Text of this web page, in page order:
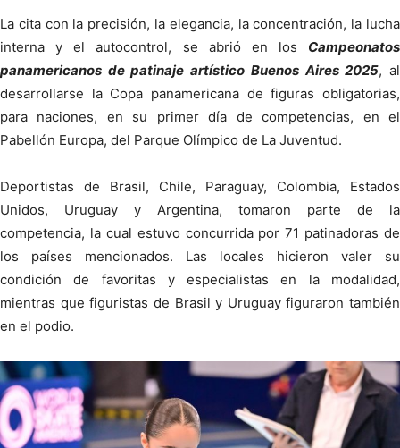
La cita con la precisión, la elegancia, la concentración, la lucha
interna y el autocontrol, se abrió en los Campeonatos
panamericanos de patinaje artístico Buenos Aires 2025, al
desarrollarse la Copa panamericana de figuras obligatorias,
para naciones, en su primer día de competencias, en el
Pabellón Europa, del Parque Olímpico de La Juventud.
Deportistas de Brasil, Chile, Paraguay, Colombia, Estados
Unidos, Uruguay y Argentina, tomaron parte de la
competencia, la cual estuvo concurrida por 71 patinadoras de
los países mencionados. Las locales hicieron valer su
condición de favoritas y especialistas en la modalidad,
mientras que figuristas de Brasil y Uruguay figuraron también
en el podio.